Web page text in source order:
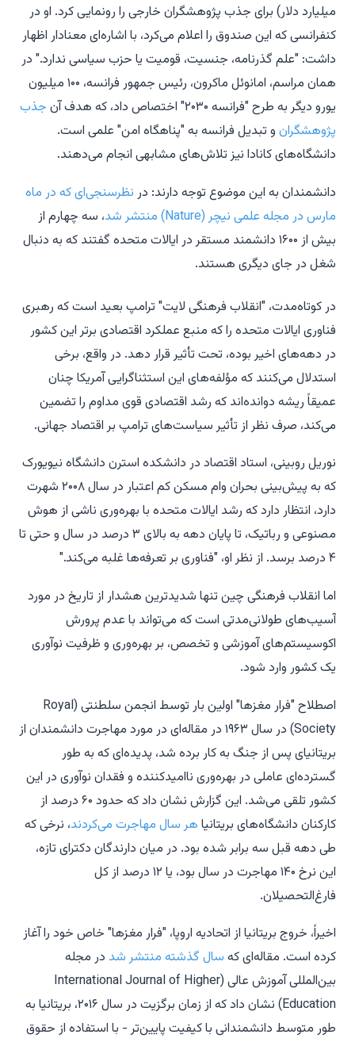
میلیارد دلار) برای جذب پژوهشگران خارجی را رونمایی کرد. او در
کنفرانسی که این صندوق را اعلام می‌کرد، با اشاره‌ای معنادار اظهار
داشت: "علم گذرنامه، جنسیت، قومیت یا حزب سیاسی ندارد." در
همان مراسم، امانوئل ماکرون، رئیس جمهور فرانسه، ۱۰۰ میلیون
یورو دیگر به طرح "فرانسه ۲۰۳۰" اختصاص داد، که هدف آن
جذب
پژوهشگران و تبدیل فرانسه به "پناهگاه امن" علمی است.
دانشگاه‌های کانادا نیز تلاش‌های مشابهی انجام می‌دهند.
دانشمندان به این موضوع توجه دارند: در نظرسنجی‌ای که در ماه
مارس در مجله علمی نیچر (Nature) منتشر شد
، سه چهارم از
بیش از ۱۶۰۰ دانشمند مستقر در ایالات متحده گفتند که به دنبال
شغل در جای دیگری هستند.
در کوتاه‌مدت، "انقلاب فرهنگی لایت" ترامپ بعید است که رهبری
فناوری ایالات متحده را که منبع عملکرد اقتصادی برتر این کشور
در دهه‌های اخیر بوده، تحت تأثیر قرار دهد. در واقع، برخی
استدلال می‌کنند که مؤلفه‌های این استثناگرایی آمریکا چنان
عمیقاً ریشه دوانده‌اند که رشد اقتصادی قوی مداوم را تضمین
می‌کند، صرف نظر از تأثیر سیاست‌های ترامپ بر اقتصاد جهانی.
نوریل روبینی، استاد اقتصاد در دانشکده استرن دانشگاه نیویورک
که به پیش‌بینی بحران وام مسکن کم اعتبار در سال ۲۰۰۸ شهرت
دارد، انتظار دارد که رشد ایالات متحده با بهره‌وری ناشی از هوش
مصنوعی و رباتیک، تا پایان دهه به بالای ۳ درصد در سال و حتی تا
۴ درصد برسد. از نظر او، "فناوری بر تعرفه‌ها غلبه می‌کند."
اما انقلاب فرهنگی چین تنها شدیدترین هشدار از تاریخ در مورد
آسیب‌های طولانی‌مدتی است که می‌تواند با عدم پرورش
اکوسیستم‌های آموزشی و تخصص، بر بهره‌وری و ظرفیت نوآوری
یک کشور وارد شود.
اصطلاح "فرار مغزها" اولین بار توسط انجمن سلطنتی (Royal
Society) در سال ۱۹۶۳ در مقاله‌ای در مورد مهاجرت دانشمندان از
بریتانیای پس از جنگ به کار برده شد، پدیده‌ای که به طور
گسترده‌ای عاملی در بهره‌وری ناامیدکننده و فقدان نوآوری در این
کشور تلقی می‌شد. این گزارش نشان داد که حدود ۶۰ درصد از
کارکنان دانشگاه‌های بریتانیا هر سال مهاجرت می‌کردند، نرخی که
طی دهه قبل سه برابر شده بود. در میان دارندگان دکترای تازه،
این نرخ ۱۴۰ مهاجرت در سال بود، یا ۱۲ درصد از کل
فارغ‌التحصیلان.
اخیراً، خروج بریتانیا از اتحادیه اروپا، "فرار مغزها" خاص خود را آغاز
کرده است. مقاله‌ای که سال گذشته منتشر شد در مجله
بین‌المللی آموزش عالی (International Journal of Higher
Education) نشان داد که از زمان برگزیت در سال ۲۰۱۶، بریتانیا به
طور متوسط دانشمندانی با کیفیت پایین‌تر - با استفاده از حقوق